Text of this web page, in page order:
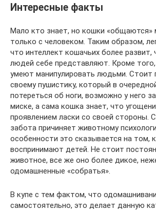
Интересные факты
Мало кто знает, но кошки «общаются»
только с человеком. Таким образом,
что интеллект кошачьих более
людей себе представляют. Кроме
умеют манипулировать людьми. Стоит
своему пушистику, который в
потереться об ноги, возможно у него
миске, а сама кошка знает, что
проявлением ласки со своей стороны.
забота причиняет животному
особенности это сказывается на том,
воспринимают детей. Не стоит
животное, все же оно более дикое,
одомашненные «собратья».
В купе с тем фактом, что
самостоятельно, это делает данную